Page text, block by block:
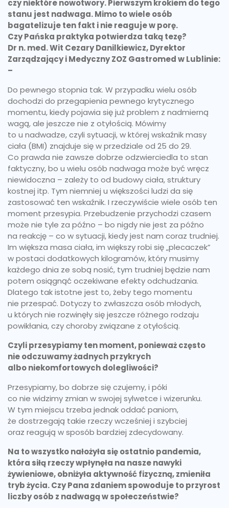
czy niektóre nowotwory. Pierwszym krokiem do tego
stanu jest nadwaga. Mimo to wiele osób
bagatelizuje ten fakt i nie reaguje w porę.
Czy Pańska praktyka potwierdza taką tezę?
Dr n. med. Wit Cezary Danilkiewicz, Dyrektor
Zarządzający i Medyczny ZOZ Gastromed w Lublinie:
–
Do pewnego stopnia tak. W przypadku wielu osób
dochodzi do przegapienia pewnego krytycznego
momentu, kiedy pojawia się już problem z nadmierną
wagą, ale jeszcze nie z otyłością. Mówimy
to u nadwadze, czyli sytuacji, w której wskaźnik masy
ciała (BMI) znajduje się w przedziale od 25 do 29.
Co prawda nie zawsze dobrze odzwierciedla to stan
faktyczny, bo u wielu osób nadwaga może być wręcz
niewidoczna – zależy to od budowy ciała, struktury
kostnej itp. Tym niemniej u większości ludzi da się
zastosować ten wskaźnik. I rzeczywiście wiele osób ten
moment przesypia. Przebudzenie przychodzi czasem
może nie tyle za późno – bo nigdy nie jest za późno
na reakcję – co w sytuacji, kiedy jest nam coraz trudniej.
Im większa masa ciała, im większy robi się „plecaczek”
w postaci dodatkowych kilogramów, który musimy
każdego dnia ze sobą nosić, tym trudniej będzie nam
potem osiągnąć oczekiwane efekty odchudzania.
Dlatego tak istotne jest to, żeby tego momentu
nie przespać. Dotyczy to zwłaszcza osób młodych,
u których nie rozwinęły się jeszcze różnego rodzaju
powikłania, czy choroby związane z otyłością.
Czyli przesypiamy ten moment, ponieważ często
nie odczuwamy żadnych przykrych
albo niekomfortowych dolegliwości?
Przesypiamy, bo dobrze się czujemy, i póki
co nie widzimy zmian w swojej sylwetce i wizerunku.
W tym miejscu trzeba jednak oddać paniom,
że dostrzegają takie rzeczy wcześniej i szybciej
oraz reagują w sposób bardziej zdecydowany.
Na to wszystko nałożyła się ostatnio pandemia,
która siłą rzeczy wpłynęła na nasze nawyki
żywieniowe, obniżyła aktywność fizyczną, zmieniła
tryb życia. Czy Pana zdaniem spowoduje to przyrost
liczby osób z nadwagą w społeczeństwie?